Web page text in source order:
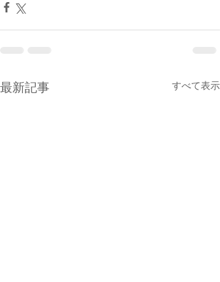
最新記事 すべて表示